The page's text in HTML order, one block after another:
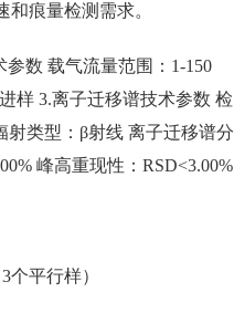
痕量检测需求。
数 载气流量范围：1-150
样 3.离子迁移谱技术参数 检
射类型：β射线 离子迁移谱分
峰高重现性：RSD<3.00%
平行样）